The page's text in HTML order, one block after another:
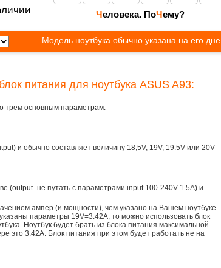
Человека. ПоЧему?
Модель ноутбука обычно указана на его дне.
питания для ноутбука ASUS A93:
трем основным параметрам:
и обычно составляет величину 18,5V, 19V, 19.5V или 20V
(output- не путать с параметрами input 100-240V 1.5A) и
ампер (и мощности), чем указано на Вашем ноутбуке
параметры 19V=3.42A, то можно использовать блок
Ноутбук будет брать из блока питания максимальной
это 3.42А. Блок питания при этом будет работать не на